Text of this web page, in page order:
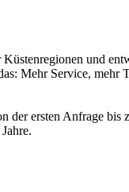
und
Mehr Service, mehr
ersten Anfrage bis